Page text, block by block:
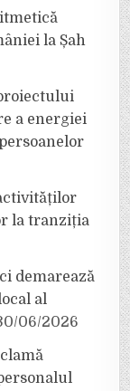
la Șah
a energiei
la tranziția
demarează
al
06/2026